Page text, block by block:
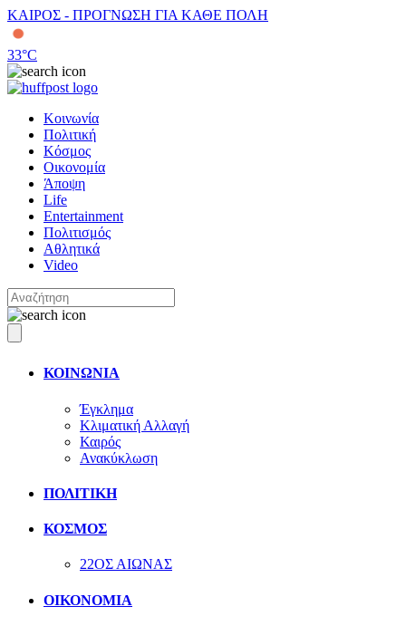
ΚΑΙΡΟΣ - ΠΡΟΓΝΩΣΗ ΓΙΑ ΚΑΘΕ ΠΟΛΗ
33°C
Κοινωνία
Πολιτική
Κόσμος
Οικονομία
Άποψη
Life
Entertainment
Πολιτισμός
Αθλητικά
Video
ΚΟΙΝΩΝΙΑ
Έγκλημα
Κλιματική Αλλαγή
Καιρός
Ανακύκλωση
ΠΟΛΙΤΙΚΗ
ΚΟΣΜΟΣ
22ΟΣ ΑΙΩΝΑΣ
ΟΙΚΟΝΟΜΙΑ